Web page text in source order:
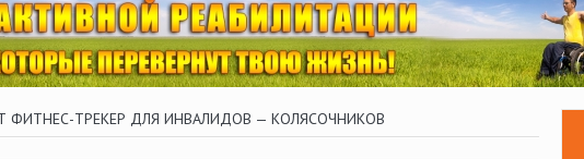
ФИТНЕС-ТРЕКЕР ДЛЯ ИНВАЛИДОВ — КОЛЯСОЧНИКОВ